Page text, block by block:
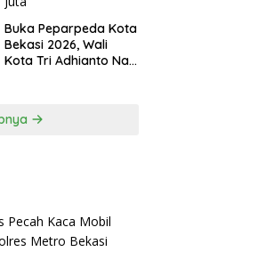
Buka Peparpeda Kota
Bekasi 2026, Wali
Kota Tri Adhianto Naik